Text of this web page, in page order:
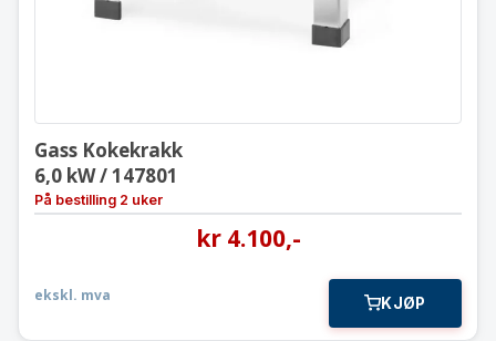
Gass Kokekrakk
6,0 kW / 147801
På bestilling 2 uker
kr4.100,-
ekskl. mva KJØP